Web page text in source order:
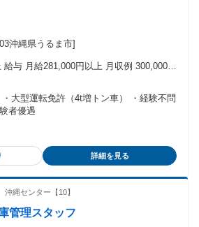
沖縄県うるま市]
給与 月給281,000円以上 月収例 300,000円
別途手当》 ＋
大型運転免許（4t増トン車） ・経験不問
者優遇
詳細を見る
縄センター【10】
管理スタッフ